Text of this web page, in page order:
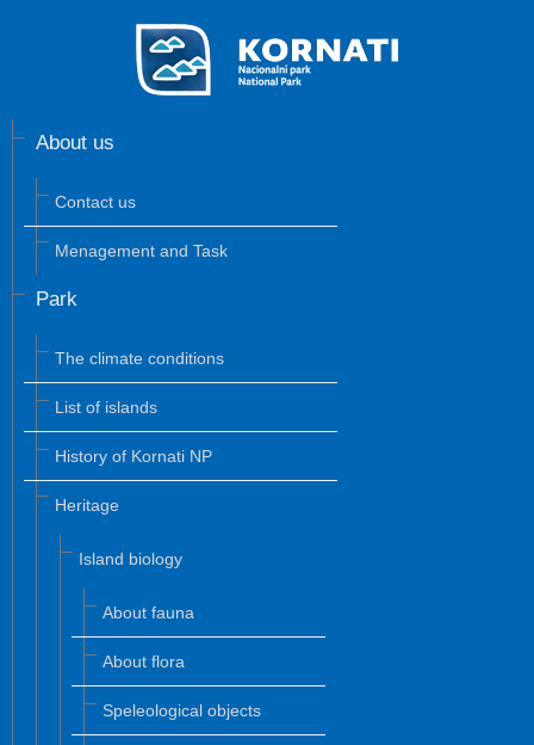
About us
Contact us
Menagement and Task
Park
The climate conditions
List of islands
History of Kornati NP
Heritage
Island biology
About fauna
About flora
Speleological objects